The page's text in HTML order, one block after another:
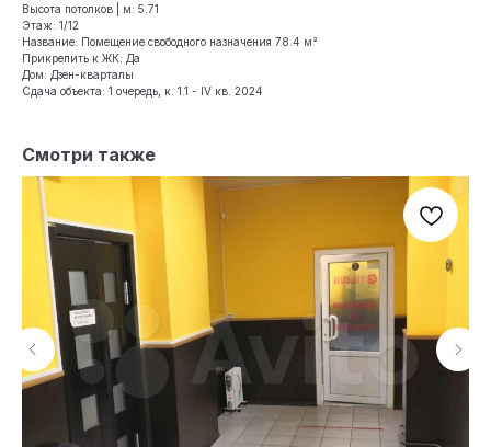
Высота потолков | м: 5.71
Этаж: 1/12
Название: Помещение свободного назначения 78.4 м²
Прикрепить к ЖК: Да
Дом: Дзен-кварталы
Сдача объекта: 1 очередь, к. 1.1 - IV кв. 2024
Смотри также